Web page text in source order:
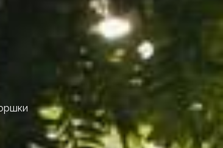
Urban 22 маленький
Urban 22 большой
Бетонный ящик
Деревянная коробка